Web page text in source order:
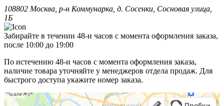
108802 Москва, р-н Коммунарка, д. Сосенки, Сосновая улица,
1Б
Забирайте в течении 48-и часов с момента оформления заказа,
после 10:00 до 19:00
По истечению 48-и часов с момента оформления заказа,
наличие товара уточняйте у менеджеров отдела продаж. Для
быстрого доступа укажите номер заказа.